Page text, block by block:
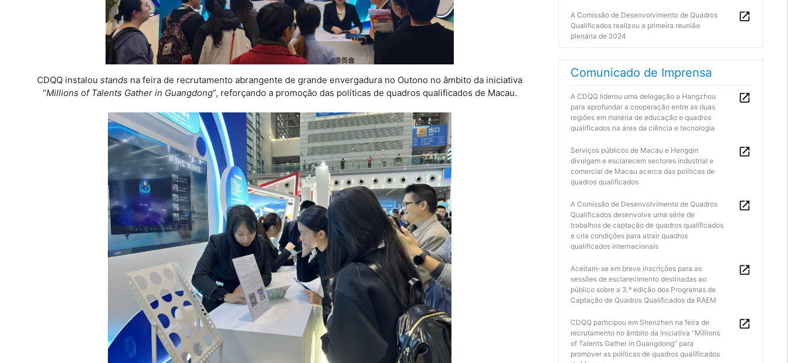
CDQQ instalou stands na feira de recrutamento abrangente de grande envergadura no Outono no âmbito da iniciativa
“Millions of Talents Gather in Guangdong”, reforçando a promoção das políticas de quadros qualificados de Macau.
A Comissão de Desenvolvimento de Quadros
Qualificados realizou a primeira reunião
plenária de 2024
Comunicado de Imprensa
A CDQQ liderou uma delegação a Hangzhou
para aprofundar a cooperação entre as duas
regiões em matéria de educação e quadros
qualificados na área da ciência e tecnologia
Serviços públicos de Macau e Hengqin
divulgam e esclarecem sectores industrial e
comercial de Macau acerca das políticas de
quadros qualificados
A Comissão de Desenvolvimento de Quadros
Qualificados desenvolve uma série de
trabalhos de captação de quadros qualificados
e cria condições para atrair quadros
qualificados internacionais
Aceitam-se em breve inscrições para as
sessões de esclarecimento destinadas ao
público sobre a 3.ª edição dos Programas de
Captação de Quadros Qualificados da RAEM
CDQQ participou em Shenzhen na feira de
recrutamento no âmbito da iniciativa “Millions
of Talents Gather in Guangdong” para
promover as políticas de quadros qualificados